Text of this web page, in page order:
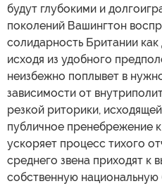
будут глубокими и
поколений Вашингтон
солидарность Британии как
исходя из удобного
неизбежно поплывет в
зависимости от
резкой риторики,
публичное пренебрежение
ускоряет процесс тихого
среднего звена приходят к
собственную национальную